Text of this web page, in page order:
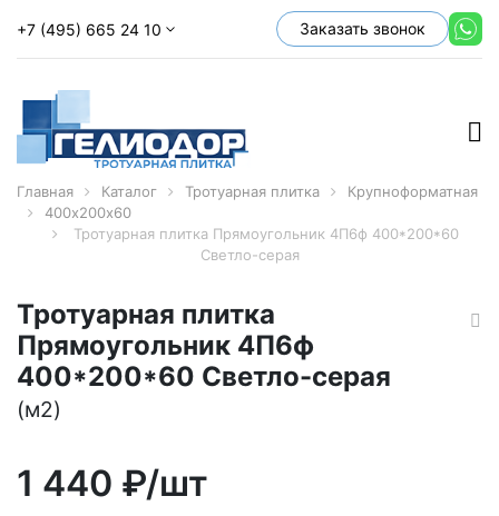
+7 (495) 665 24 10 Заказать звонок
Главная Каталог Тротуарная плитка
Крупноформатная
400х200х60
Тротуарная плитка Прямоугольник 4П6ф 400*200*60
Светло-серая
Тротуарная плитка
Прямоугольник 4П6ф
400*200*60 Светло-серая
(м2)
1 440 ₽/шт